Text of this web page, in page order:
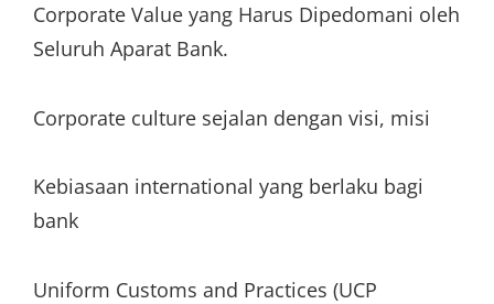
Corporate Value yang Harus Dipedomani oleh
Seluruh Aparat Bank.
Corporate culture sejalan dengan visi, misi
Kebiasaan international yang berlaku bagi
bank
Uniform Customs and Practices (UCP